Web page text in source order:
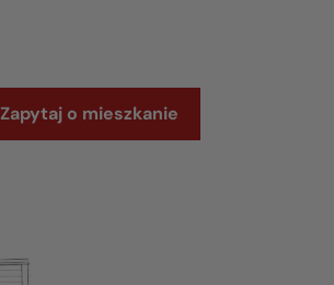
Zapytaj o mieszkanie